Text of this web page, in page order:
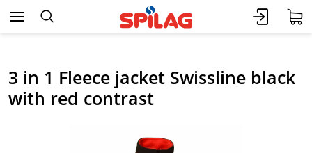
3 in 1 Fleece jacket Swissline black
with red contrast